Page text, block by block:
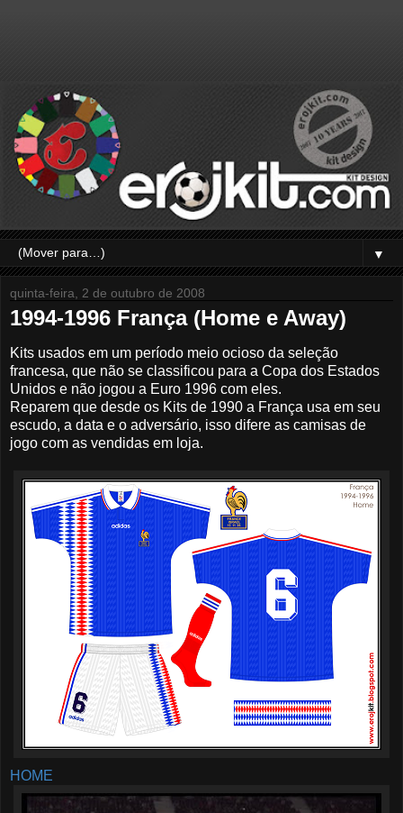
▼
quinta-feira, 2 de outubro de 2008
1994-1996 França (Home e Away)
Kits usados em um período meio ocioso da seleção
francesa, que não se classificou para a Copa dos Estados
Unidos e não jogou a Euro 1996 com eles.
Reparem que desde os Kits de 1990 a França usa em seu
escudo, a data e o adversário, isso difere as camisas de
jogo com as vendidas em loja.
HOME